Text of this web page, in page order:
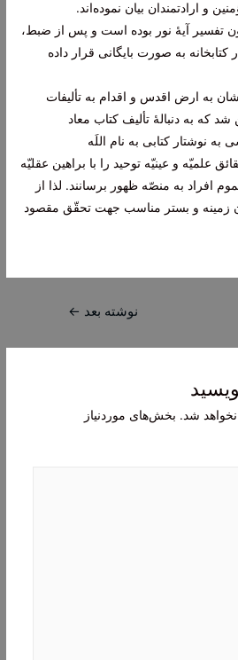
و ارادتمندان بیان نموده‌اند.
تفسیر آیۀ نور بوده است و پس از ضبط،
کتابخانه به صورت بایگانی قرار داده
به ارض اقدس و اقدام به تألیفات
شد که به دنبالۀ تألیف کتاب معاد
به نوشتار کتابی به نام اللَه
علمیّه و عینیّه توحید را با براهین عقلیّه
افراد به منصّه ظهور برسانند. لذا از
زمینه و بستر مناسب جهت تحقّق مقصود
نوشته بعد ←
شد. بخش‌های موردنیاز